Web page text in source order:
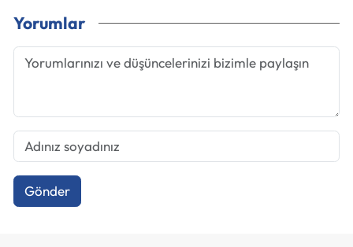
Yorumlar
Gönder